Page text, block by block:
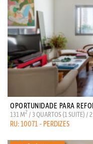
OPORTUNIDADE PARA
131 M2 / 3 QUARTOS (1 SUITE) /
RU: 10071 - PERDIZES